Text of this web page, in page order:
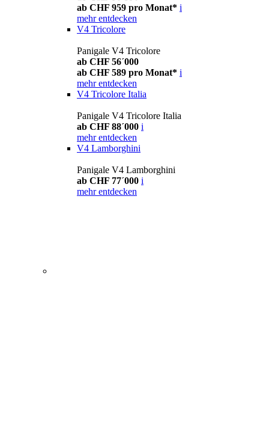
ab CHF 959 pro Monat* i
mehr entdecken
V4 Tricolore
Panigale V4 Tricolore
ab CHF 56´000
ab CHF 589 pro Monat* i
mehr entdecken
V4 Tricolore Italia
Panigale V4 Tricolore Italia
ab CHF 88´000 i
mehr entdecken
V4 Lamborghini
Panigale V4 Lamborghini
ab CHF 77´000 i
mehr entdecken